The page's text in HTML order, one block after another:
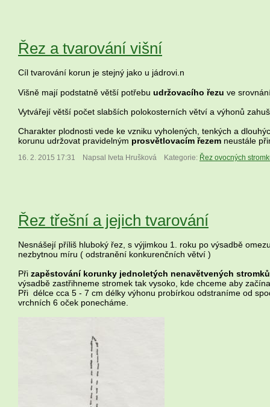
Řez a tvarování višní
Cíl tvarování korun je stejný jako u jádrovi.n
Višně mají podstatně větší potřebu udržovacího řezu ve
Vytvářejí větší počet slabších polokosterních větví a výhonů
Charakter plodnosti vede ke vzniku vyholených, tenkých a
korunu udržovat pravidelným prosvětlovacím řezem neustále
16. 2. 2015 17:31 Napsal Iveta Hrušková Kategorie: Řez ovocných
Řez třešní a jejich tvarování
Nesnášejí příliš hluboký řez, s výjimkou 1. roku po výsadbě
nezbytnou míru ( odstranění konkurenčních větví )
Při zapěstování korunky jednoletých nenavětvených stromků
výsadbě zastřihneme stromek tak vysoko, kde chceme aby
Při délce cca 5 - 7 cm délky výhonu probírkou odstraníme od
vrchních 6 oček ponecháme.